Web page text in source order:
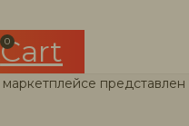
0
Cartпредставлены
утеплитель.рф/
представлен